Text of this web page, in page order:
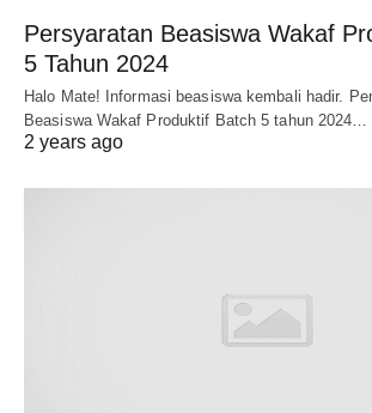
Persyaratan Beasiswa Wakaf
5 Tahun 2024
Halo Mate! Informasi beasiswa kembali hadir.
Beasiswa Wakaf Produktif Batch 5 tahun 2024…
2 years ago